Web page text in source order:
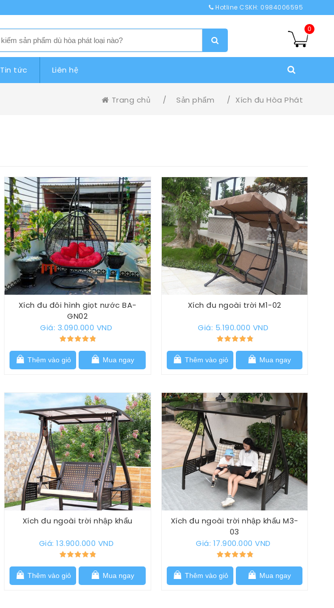
Hotline CSKH: 0984006595
0
Tin tức Liên hệ
Trang chủ / Sản phẩm / Xích đu Hòa Phát
Xích đu đôi hình giọt nước BA-
GN02
Giá: 3.090.000 VND
Thêm vào giỏ Mua ngay
Xích đu ngoài trời M1-02
Giá: 5.190.000 VND
Thêm vào giỏ Mua ngay
Xích đu ngoài trời nhập khẩu
Giá: 13.900.000 VND
Thêm vào giỏ Mua ngay
Xích đu ngoài trời nhập khẩu M3-
03
Giá: 17.900.000 VND
Thêm vào giỏ Mua ngay